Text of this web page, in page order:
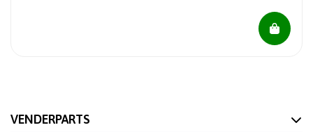
VENDERPARTS